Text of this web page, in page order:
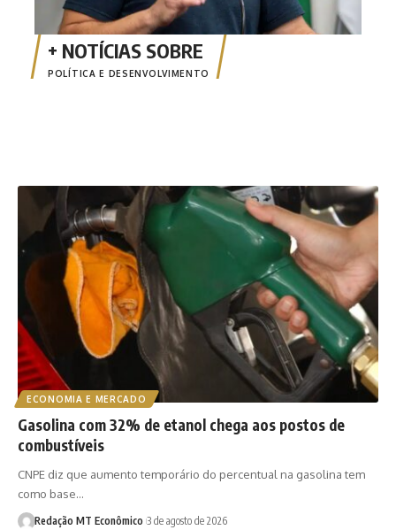
POLÍTICA E DESENVOLVIMENTO
ECONOMIA E MERCADO
Gasolina com 32% de etanol chega aos postos de
combustíveis
CNPE diz que aumento temporário do percentual na gasolina tem
como base…
Redação MT Econômico 3 de agosto de 2026